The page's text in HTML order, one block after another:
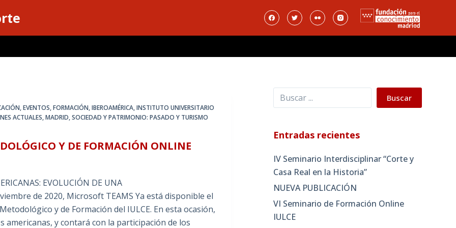
,EVENTOS,FORMACIÓN,IBEROAMÉRICA,INSTITUTO UNIVERSITARIO
ACTUALES,MADRID, SOCIEDAD Y PATRIMONIO: PASADO Y TURISMO
Y DE FORMACIÓN ONLINE
EVOLUCIÓN DE UNA
de 2020, Microsoft TEAMS Ya está disponible el
y de Formación del IULCE. En esta ocasión,
y contará con la participación de los
Buscar Buscar
Entradas recientes
IV Seminario Interdisciplinar “Corte y
Casa Real en la Historia”
NUEVA PUBLICACIÓN
VI Seminario de Formación Online
IULCE